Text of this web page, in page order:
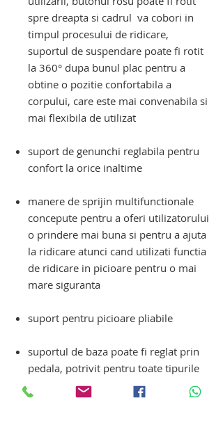
spre dreapta si cadrul va cobori in
timpul procesului de ridicare,
suportul de suspendare poate fi rotit
la 360° dupa bunul plac pentru a
obtine o pozitie confortabila a
corpului, care este mai convenabila si
mai flexibila de utilizat
suport de genunchi reglabila pentru
confort la orice inaltime
manere de sprijin multifunctionale
concepute pentru a oferi utilizatorului
o prindere mai buna si pentru a ajuta
la ridicare atunci cand utilizati functia
de ridicare in picioare pentru o mai
mare siguranta
suport pentru picioare pliabile
suportul de baza poate fi reglat prin
pedala, potrivit pentru toate tipurile
de scaune cu rotile si paturi